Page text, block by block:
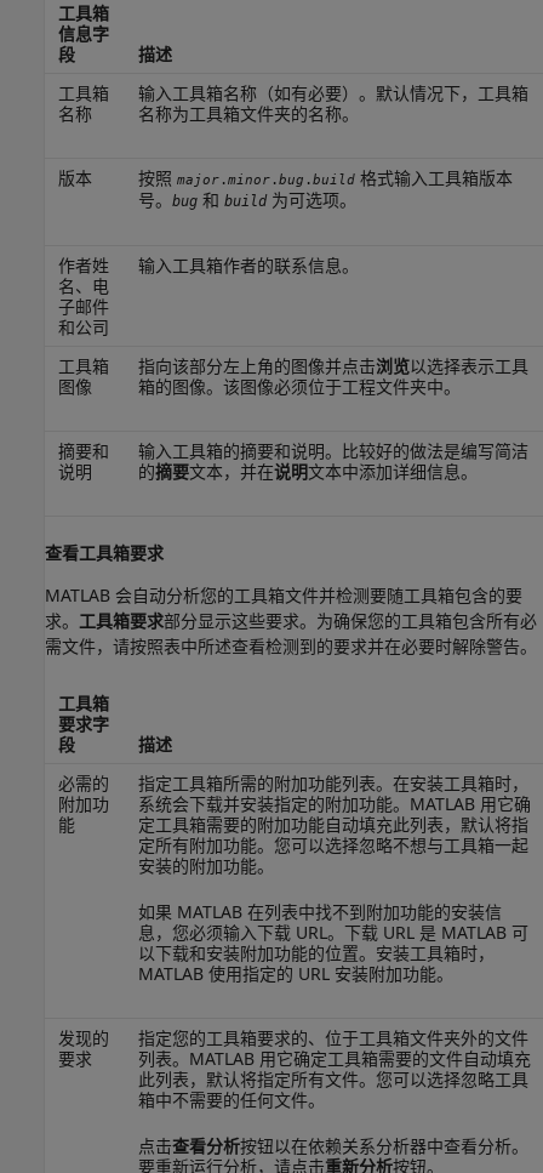
工具箱
信息字
段
描述
工具箱
名称
输入工具箱名称（如有必要）。默认情况下，工具箱
名称为工具箱文件夹的名称。
版本 按照 major.minor.bug .build格式输入工具箱版本
号。
bug和 build为可选项。
作者姓
名、电
子邮件
和公司
输入工具箱作者的联系信息。
工具箱
图像
指向该部分左上角的图像并点击浏览以选择表示工具
箱的图像。该图像必须位于工程文件夹中。
摘要和
说明
输入工具箱的摘要和说明。比较好的做法是编写简洁
的摘要文本，并在说明文本中添加详细信息。
查看工具箱要求
MATLAB 会自动分析您的工具箱文件并检测要随工具箱包含的要
求。 工具箱要求部分显示这些要求。为确保您的工具箱包含所有必
需文件，请按照表中所述查看检测到的要求并在必要时解除警告。
工具箱
要求字
段
描述
必需的
附加功
能
指定工具箱所需的附加功能列表。在安装工具箱时，
系统会下载并安装指定的附加功能。MATLAB 用它确
定工具箱需要的附加功能自动填充此列表，默认将指
定所有附加功能。您可以选择忽略不想与工具箱一起
安装的附加功能。
如果 MATLAB 在列表中找不到附加功能的安装信
息，您必须输入下载 URL。下载 URL 是 MATLAB 可
以下载和安装附加功能的位置。安装工具箱时，
MATLAB 使用指定的 URL 安装附加功能。
发现的
要求
指定您的工具箱要求的、位于工具箱文件夹外的文件
列表。MATLAB 用它确定工具箱需要的文件自动填充
此列表，默认将指定所有文件。您可以选择忽略工具
箱中不需要的任何文件。
点击查看分析按钮以在依赖关系分析器中查看分析。
要重新运行分析，请点击重新分析按钮。